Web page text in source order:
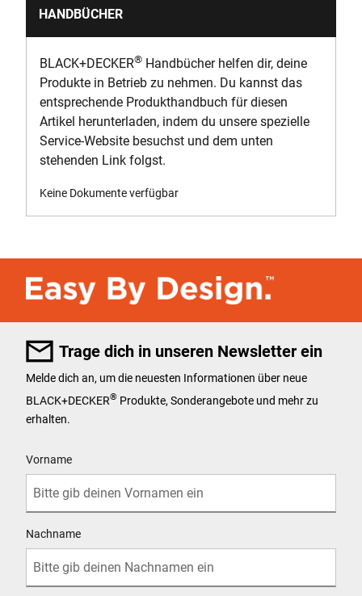
HANDBÜCHER
BLACK+DECKER® Handbücher helfen dir, deine
Produkte in Betrieb zu nehmen. Du kannst das
entsprechende Produkthandbuch für diesen
Artikel herunterladen, indem du unsere spezielle
Service-Website besuchst und dem unten
stehenden Link folgst.
Keine Dokumente verfügbar
Trage dich in unseren Newsletter ein
Melde dich an, um die neuesten Informationen über neue
BLACK+DECKER® Produkte, Sonderangebote und mehr zu
erhalten.
Vorname
Nachname